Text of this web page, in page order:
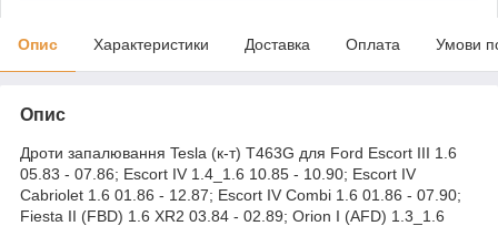
Опис Характеристики Доставка Оплата Умови
Опис
Дроти запалювання Tesla (к-т) T463G для Ford Escort III 1.6
05.83 - 07.86; Escort IV 1.4_1.6 10.85 - 10.90; Escort IV
Cabriolet 1.6 01.86 - 12.87; Escort IV Combi 1.6 01.86 - 07.90;
Fiesta II (FBD) 1.6 XR2 03.84 - 02.89; Orion I (AFD) 1.3_1.6